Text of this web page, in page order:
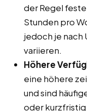
der Regel
Stunden pro
jedoch je nach
variieren.
Höhere
eine höhere
und sind
oder